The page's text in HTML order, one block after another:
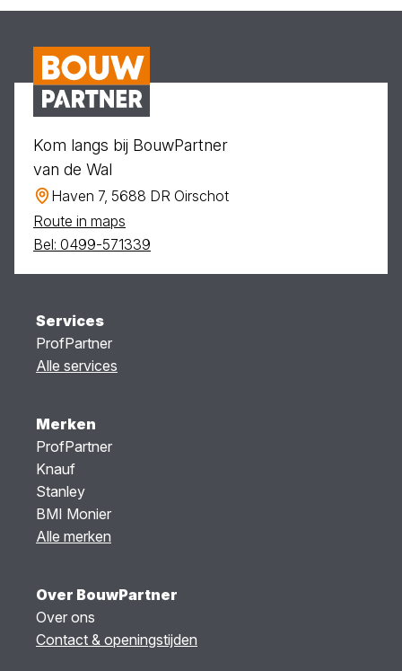
Kom langs bij BouwPartner
van de Wal
Haven 7, 5688 DR Oirschot
Route in maps
Bel: 0499-571339
Services
ProfPartner
Alle services
Merken
ProfPartner
Knauf
Stanley
BMI Monier
Alle merken
Over BouwPartner
Over ons
Contact & openingstijden